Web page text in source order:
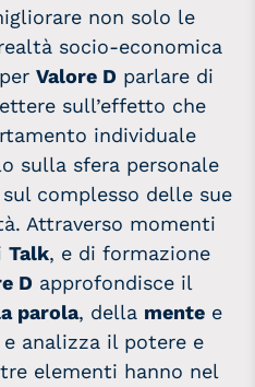
non solo le
socio-economica
Valore D parlare di
sull’effetto che
individuale
sulla sfera personale
complesso delle sue
Attraverso momenti
Talk, e di formazione
D approfondisce il
parola, della mente e
e analizza il potere e
elementi hanno nel